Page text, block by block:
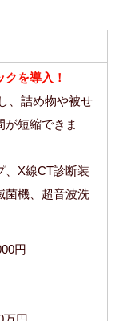
を導入！
、詰め物や被せ
が短縮できま
、X線CT診断装
菌機、超音波洗
円